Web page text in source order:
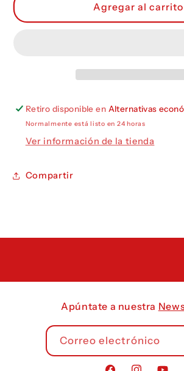
Agregar al carrito
Retiro disponible en Alternativas
Normalmente está listo en 24 horas
Ver información de la tienda
Compartir
Apúntate a nuestra
Correo electrónico